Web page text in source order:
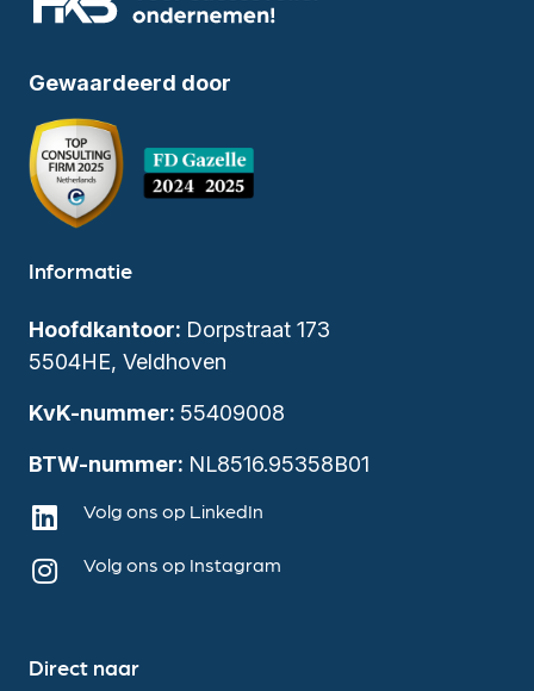
Gewaardeerd door
Informatie
Hoofdkantoor: Dorpstraat 173
5504HE, Veldhoven
KvK-nummer: 55409008
BTW-nummer: NL8516.95358B01
Volg ons op LinkedIn
Volg ons op Instagram
Direct naar